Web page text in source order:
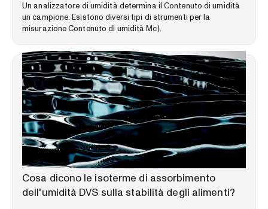
Un analizzatore di umidità determina il Contenuto di umidità
un campione. Esistono diversi tipi di strumenti per la
misurazione Contenuto di umidità Mc).
LIBRERIA DELLE COMPETENZE
Cosa dicono le isoterme di assorbimento
dell'umidità DVS sulla stabilità degli alimenti?